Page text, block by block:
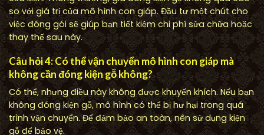
so với giá trị của mô hình con giáp. Đầu tư một chút cho
việc đóng gói sẽ giúp bạn tiết kiệm chi phí sửa chữa hoặc
thay thế sau này.
Câu hỏi 4: Có thể vận chuyển mô hình con giáp mà
không cần đóng kiện gỗ không?
Có thể, nhưng điều này không được khuyến khích. Nếu bạn
không đóng kiện gỗ, mô hình có thể bị hư hại trong quá
trình vận chuyển. Để đảm bảo an toàn, nên sử dụng kiện
gỗ để bảo vệ.